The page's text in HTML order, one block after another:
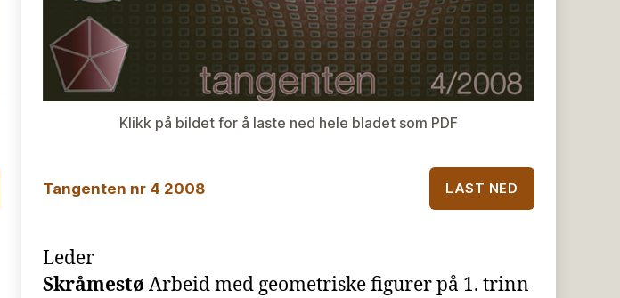
Klikk på bildet for å laste ned hele bladet som PDF
Tangenten nr 4 2008 LAST NED
Leder
Skråmestø Arbeid med geometriske figurer på 1. trinn